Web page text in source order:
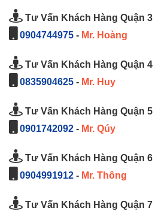
Tư Vấn Khách Hàng Quận 3
0904744975 - Mr. Hoàng
Tư Vấn Khách Hàng Quận 4
0835904625 - Mr. Huy
Tư Vấn Khách Hàng Quận 5
0901742092 - Mr. Qúy
Tư Vấn Khách Hàng Quận 6
0904991912 - Mr. Thông
Tư Vấn Khách Hàng Quận 7